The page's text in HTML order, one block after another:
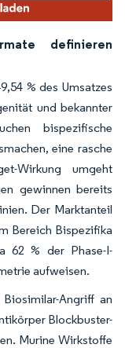
definieren
% des Umsatzes
und bekannter
bispezifische
eine rasche
Wirkung umgeht
gewinnen bereits
Der Marktanteil
Bereich Bispezifika
62 % der Phase-I-
aufweisen.
Angriff an
Blockbuster-
Murine Wirkstoffe